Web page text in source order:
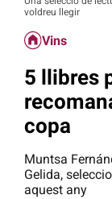
voldreu llegir
Vins
5 llibres
copa
Muntsa
Gelida,
aquest any